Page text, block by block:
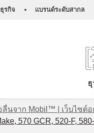
รกิจ • แบรนด์ระดับสากล
ธุ
าก Mobil™ | เว็บไซต์อ
570 GCR, 520-F,